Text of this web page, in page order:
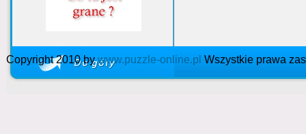
Copyright 2010 bywww.puzzle-online.pl Wszystkie prawa